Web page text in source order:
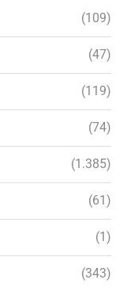
(109)
(47)
(119)
(74)
(1.385)
(61)
(1)
(343)